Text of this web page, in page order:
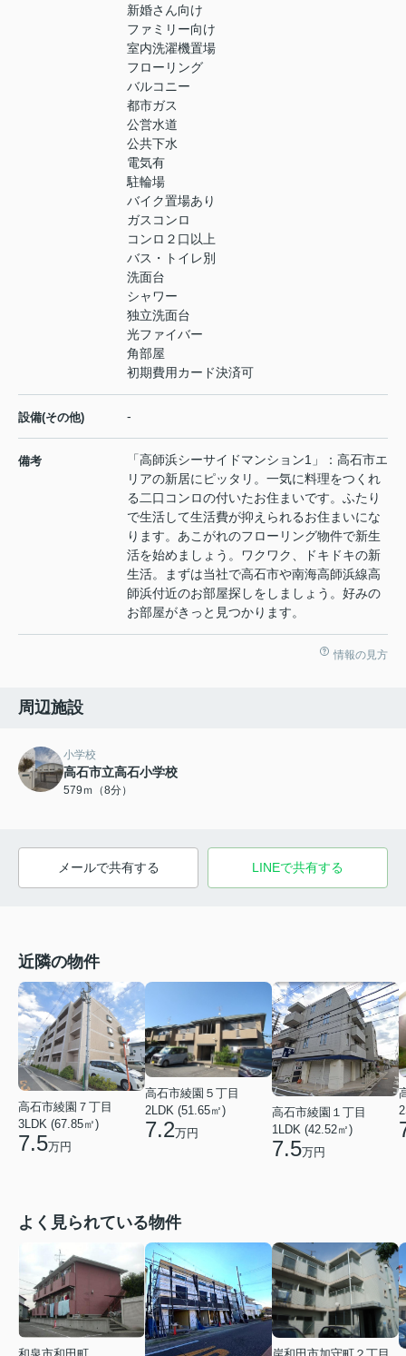
新婚さん向け
ファミリー向け
室内洗濯機置場
フローリング
バルコニー
都市ガス
公営水道
公共下水
電気有
駐輪場
バイク置場あり
ガスコンロ
コンロ２口以上
バス・トイレ別
洗面台
シャワー
独立洗面台
光ファイバー
角部屋
初期費用カード決済可
設備(その他) -
備考
「高師浜シーサイドマンション1」：高石市エ
リアの新居にピッタリ。一気に料理をつくれ
る二口コンロの付いたお住まいです。ふたり
で生活して生活費が抑えられるお住まいにな
ります。あこがれのフローリング物件で新生
活を始めましょう。ワクワク、ドキドキの新
生活。まずは当社で高石市や南海高師浜線高
師浜付近のお部屋探しをしましょう。好みの
お部屋がきっと見つかります。
情報の見方
周辺施設
小学校
高石市立高石小学校
579ｍ（8分）
メールで共有する LINEで共有する
近隣の物件
高石市綾園７丁目
3LDK (67.85㎡)
7.5万円
高石市綾園５丁目
2LDK (51.65㎡)
7.2万円
高石市綾園１丁目
1LDK (42.52㎡)
7.5万円
よく見られている物件